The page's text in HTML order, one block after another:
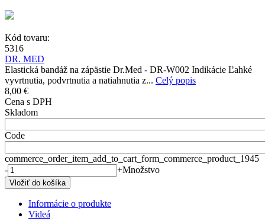
Kód tovaru:
5316
DR. MED
Elastická bandáž na zápästie Dr.Med - DR-W002 Indikácie Ľahké
vyvrtnutia, podvrtnutia a natiahnutia z... Celý popis
8,00 €
Cena s DPH
Skladom
Code
commerce_order_item_add_to_cart_form_commerce_product_1945
-
+Množstvo
Informácie o produkte
Videá